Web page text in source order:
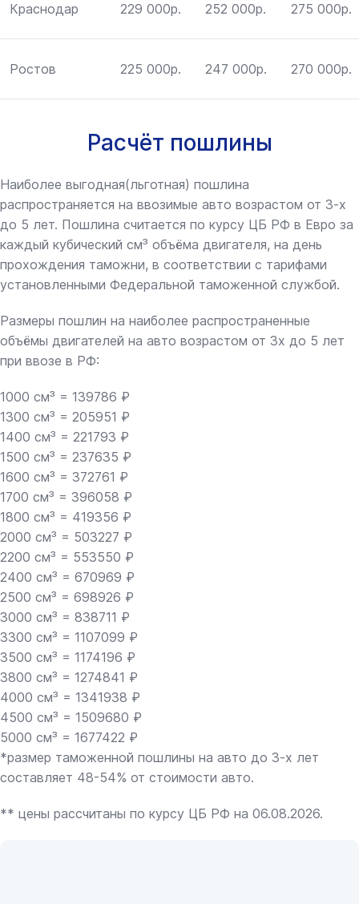
Краснодар 229 000р. 252 000р. 275 000р.
Ростов 225 000р. 247 000р. 270 000р.
Расчёт пошлины
Наиболее выгодная(льготная) пошлина
распространяется на ввозимые авто возрастом от 3-х
до 5 лет. Пошлина считается по курсу ЦБ РФ в Евро за
каждый кубический см³ объёма двигателя, на день
прохождения таможни, в соответствии с тарифами
установленными Федеральной таможенной службой.
Размеры пошлин на наиболее распространенные
объёмы двигателей на авто возрастом от 3х до 5 лет
при ввозе в РФ:
1000 см³ = 139786 ₽
1300 см³ = 205951 ₽
1400 см³ = 221793 ₽
1500 см³ = 237635 ₽
1600 см³ = 372761 ₽
1700 см³ = 396058 ₽
1800 см³ = 419356 ₽
2000 см³ = 503227 ₽
2200 см³ = 553550 ₽
2400 см³ = 670969 ₽
2500 см³ = 698926 ₽
3000 см³ = 838711 ₽
3300 см³ = 1107099 ₽
3500 см³ = 1174196 ₽
3800 см³ = 1274841 ₽
4000 см³ = 1341938 ₽
4500 см³ = 1509680 ₽
5000 см³ = 1677422 ₽
*размер таможенной пошлины на авто до 3-х лет
составляет 48-54% от стоимости авто.
** цены рассчитаны по курсу ЦБ РФ на 06.08.2026.